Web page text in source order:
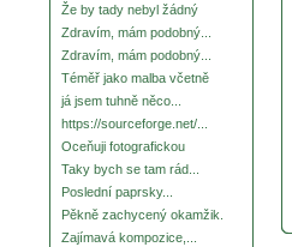
Že by tady nebyl žádný
Zdravím, mám podobný...
Zdravím, mám podobný...
Téměř jako malba včetně
já jsem tuhně něco...
https://sourceforge.net/...
Oceňuji fotografickou
Taky bych se tam rád...
Poslední paprsky...
Pěkně zachycený okamžik.
Zajímavá kompozice,...